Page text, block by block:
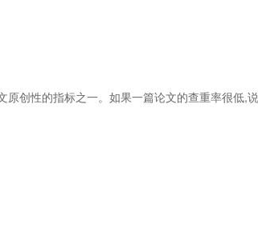
原创性的指标之一。如果一篇论文的查重率很低,